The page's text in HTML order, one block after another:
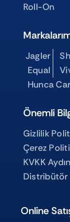
Roll-On
Online
Jagler
Equal
Hunca
Önemli
Gizlilik
Çerez
KVKK
Distribütör